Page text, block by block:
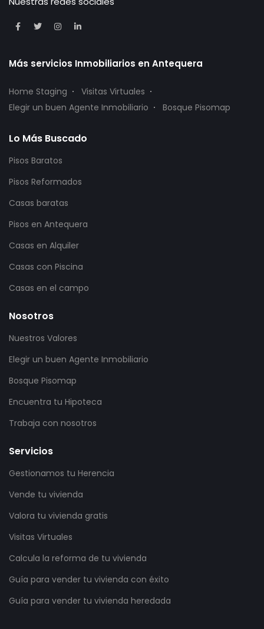
Más servicios Inmobiliarios en Antequera
Home Staging
Visitas Virtuales
Elegir un buen Agente Inmobiliario
Bosque Pisomap
Lo Más Buscado
Pisos Baratos
Pisos Reformados
Casas baratas
Pisos en Antequera
Casas en Alquiler
Casas con Piscina
Casas en el campo
Nosotros
Nuestros Valores
Elegir un buen Agente Inmobiliario
Bosque Pisomap
Encuentra tu Hipoteca
Trabaja con nosotros
Servicios
Gestionamos tu Herencia
Vende tu vivienda
Valora tu vivienda gratis
Visitas Virtuales
Calcula la reforma de tu vivienda
Guía para vender tu vivienda con éxito
Guía para vender tu vivienda heredada